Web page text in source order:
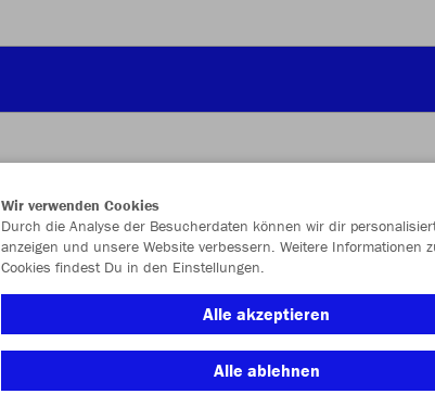
Wir verwenden Cookies
Durch die Analyse der Besucherdaten können wir dir
anzeigen und unsere Website verbessern. Weitere Informationen
Cookies findest Du in den Einstellungen.
Alle akzeptieren
Alle ablehnen